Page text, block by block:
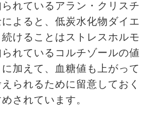
れているアラン・クリスチ
よると、低炭水化物ダイエ
けることはストレスホルモ
れているコルチゾールの値
加えて、血糖値も上がって
られるために留意しておく
されています。